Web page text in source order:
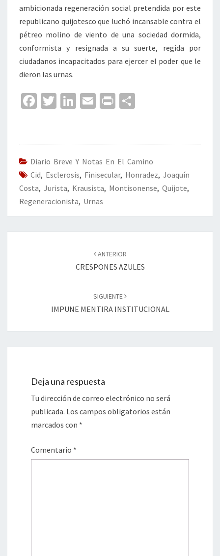
ambicionada regeneración social pretendida por este
republicano quijotesco que luchó incansable contra el
pétreo molino de viento de una sociedad dormida,
conformista y resignada a su suerte, regida por
ciudadanos incapacitados para ejercer el poder que le
dieron las urnas.
Fa
o
o
k
T
er
Li
dI
n
E
l
Pr
p
ar
tir
Diario Breve Y Notas En El Camino
Cid, Esclerosis, Finisecular, Honradez, Joaquín
Costa, Jurista, Krausista, Montisonense, Quijote,
Regeneracionista, Urnas
ANTERIOR
CRESPONES AZULES
SIGUIENTE
IMPUNE MENTIRA INSTITUCIONAL
Deja una respuesta
Tu dirección de correo electrónico no será
publicada. Los campos obligatorios están
marcados con *
Comentario *